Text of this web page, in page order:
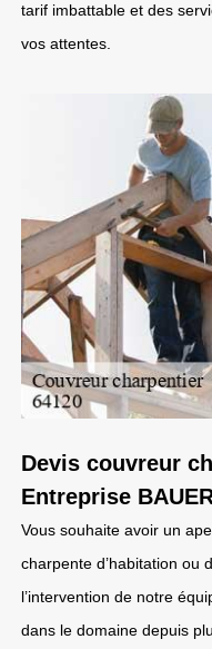
tarif imbattable et des
vos attentes.
Devis couvreur
Entreprise
Vous souhaite avoir un
charpente d’habitation ou
l’intervention de notre
dans le domaine depuis